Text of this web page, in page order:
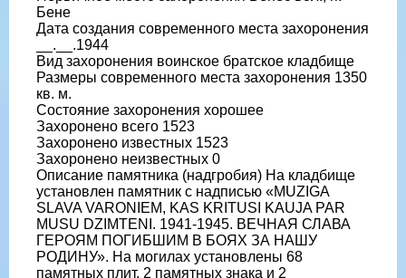
Бене
Дата создания современного места захоронения
__.__.1944
Вид захоронения воинское братское кладбище
Размеры современного места захоронения 1350
кв. м.
Состояние захоронения хорошее
Захоронено всего 1523
Захоронено известных 1523
Захоронено неизвестных 0
Описание памятника (надгробия) На кладбище
установлен памятник с надписью «MUZIGA
SLAVA VARONIEM, KAS KRITUSI KAUJA PAR
MUSU DZIMTENI. 1941-1945. ВЕЧНАЯ СЛАВА
ГЕРОЯМ ПОГИБШИМ В БОЯХ ЗА НАШУ
РОДИНУ». На могилах установлены 68
памятных плит, 2 памятных знака и 2